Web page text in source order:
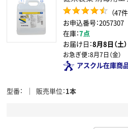
（47件
お申込番号：2057307
在庫：7点
お届け日：8月8日（土）
お急ぎ便：8月7日（金）
アスクル在庫商
型番 販売単位 1本